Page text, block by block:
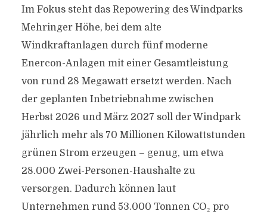
Im Fokus steht das Repowering des Windparks
Mehringer Höhe, bei dem alte
Windkraftanlagen durch fünf moderne
Enercon-Anlagen mit einer Gesamtleistung
von rund 28 Megawatt ersetzt werden. Nach
der geplanten Inbetriebnahme zwischen
Herbst 2026 und März 2027 soll der Windpark
jährlich mehr als 70 Millionen Kilowattstunden
grünen Strom erzeugen – genug, um etwa
28.000 Zwei-Personen-Haushalte zu
versorgen. Dadurch können laut
Unternehmen rund 53.000 Tonnen CO₂ pro